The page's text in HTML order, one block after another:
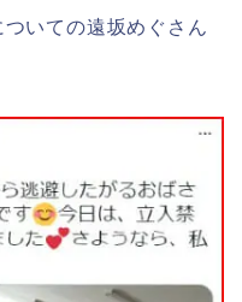
いての遠坂めぐさん